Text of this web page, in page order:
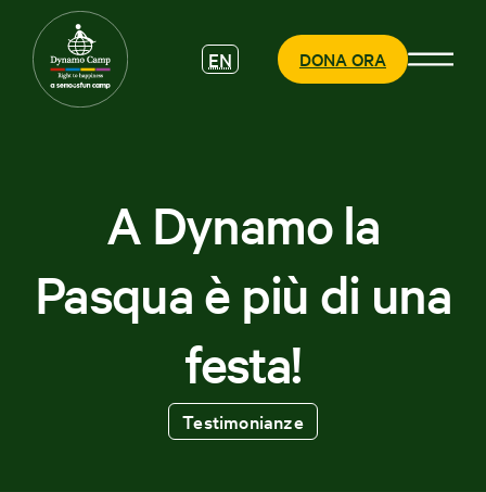
CHI SIAMO
COSA
FACCIAMO
PARTECIPA
SOSTIENICI
EN DONA ORA
A Dynamo la
Pasqua è più di una
festa!
Testimonianze